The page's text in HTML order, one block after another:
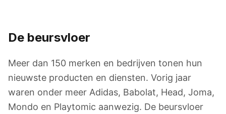
De beursvloer
Meer dan 150 merken en bedrijven tonen hun
nieuwste producten en diensten. Vorig jaar
waren onder meer Adidas, Babolat, Head, Joma,
Mondo en Playtomic aanwezig. De beursvloer